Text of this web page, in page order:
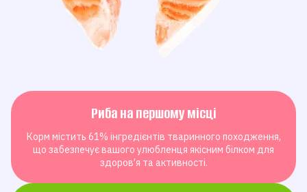
Риба на першому місці
Корм містить 61% інгредієнтів тваринного походження,
що забезпечує вашого улюбленця якісним білком для
здоров’я та активності.